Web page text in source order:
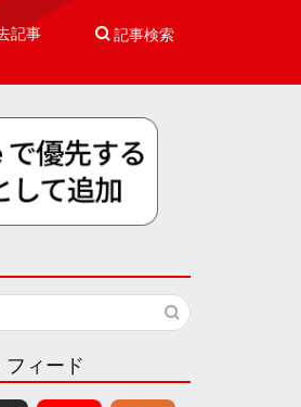
記事  記事検索
ィード